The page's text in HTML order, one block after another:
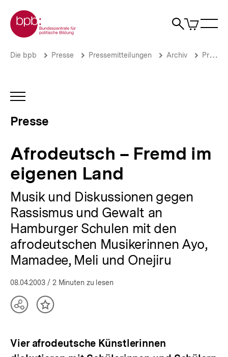
zum
Seiteninhalt
springen
Zur Startseite der bpb
Suche
Artikel
im
Afrodeutsch
eigenen
Land
Presse
Brotkrümelnavigation
Pfadnavigation
Die bpb Presse Pressemitteilungen Archiv Pressemitteilungen 2003
INHALTSNAVIGATION
Presse
Afrodeutsch – Fremd im
eigenen Land
Musik und Diskussionen gegen
Rassismus und Gewalt an
Hamburger Schulen mit den
afrodeutschen Musikerinnen Ayo,
Mamadee, Meli und Onejiru
08.04.2003 / 2 Minuten zu lesen
TeilenInhalt
Vier afrodeutsche Künstlerinnen